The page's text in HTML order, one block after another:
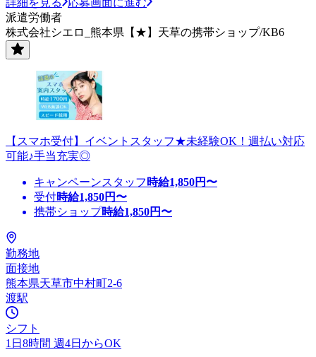
派遣労働者
株式会社シエロ_熊本県【★】天草の携帯ショップ/KB6
【スマホ受付】イベントスタッフ★未経験OK！週払い対応
可能♪手当充実◎
キャンペーンスタッフ 時給1,850円〜
受付時給1,850円〜
携帯ショップ時給1,850円〜
勤務地
面接地
熊本県天草市中村町2-6
渡駅
シフト
1日8時間 週4日からOK